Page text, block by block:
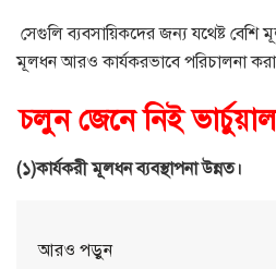
সেগুলি ব্যবসায়িকদের জন্য যথেষ্ট বেশি
মূলধন আরও কার্যকরভাবে পরিচালনা
চলুন জেনে নিই
(১)কার্যকরী মূলধন ব্যবস্থাপনা উন্নত।
আরও পড়ুন